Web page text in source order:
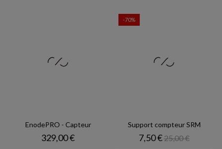
EnodePRO - Capteur
Prix
329,00 €
Support compteur SRM
Prix
7,50 €Prix de base
25,00 €
-70%